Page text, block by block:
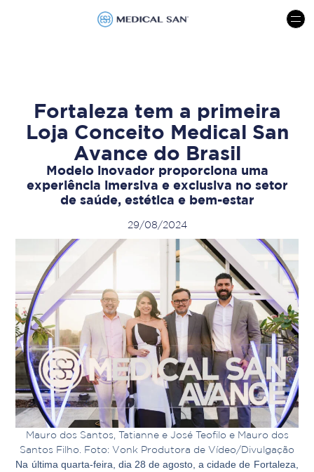
menu
Fortaleza tem a primeira
Loja Conceito Medical San
Avance do Brasil
Modelo inovador proporciona uma
experiência imersiva e exclusiva no setor
de saúde, estética e bem-estar
29/08/2024
Mauro dos Santos, Tatianne e José Teofilo e Mauro dos
Santos Filho. Foto: Vonk Produtora de Vídeo/Divulgação
Na última quarta-feira, dia 28 de agosto, a cidade de Fortaleza,